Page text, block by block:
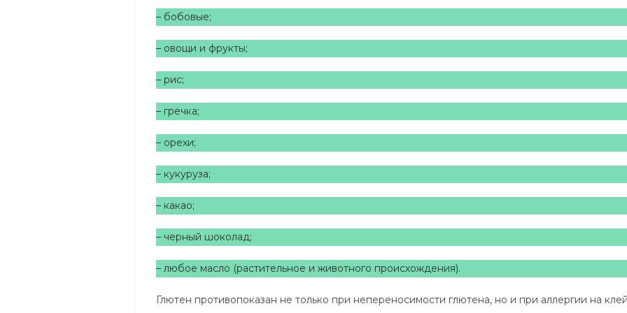
– бобовые;
– овощи и фрукты;
– рис;
– гречка;
– орехи;
– кукуруза;
– какао;
– черный шоколад;
– любое масло (растительное и животного происхождения).
Глютен противопоказан не только при непереносимости глютена, но и при аллергии на